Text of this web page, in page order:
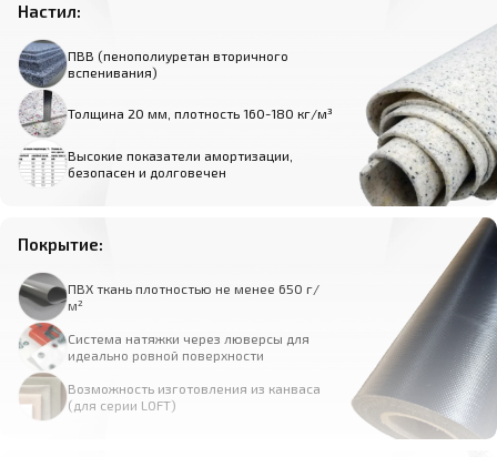
Настил:
ПВВ (пенополиуретан вторичного
вспенивания)
Толщина 20 мм, плотность 160-180 кг/м³
Высокие показатели амортизации,
безопасен и долговечен
Покрытие:
ПВХ ткань плотностью не менее 650 г/
м²
Система натяжки через люверсы для
идеально ровной поверхности
Возможность изготовления из канваса
(для серии LOFT)